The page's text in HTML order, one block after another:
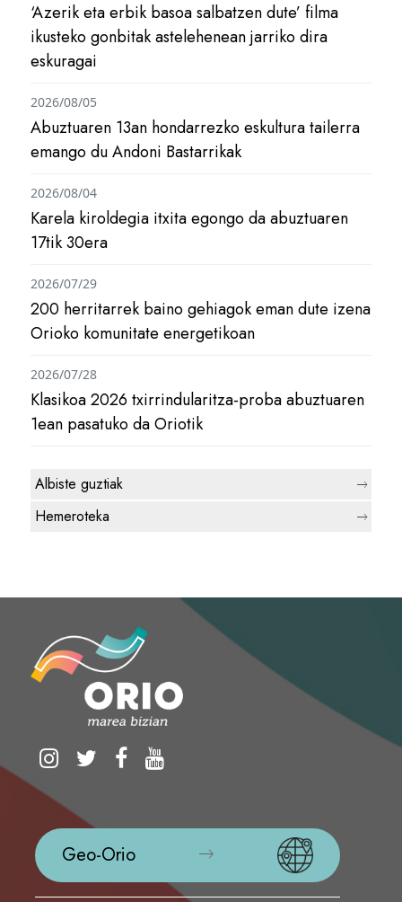
‘Azerik eta erbik basoa salbatzen dute’ filma
ikusteko gonbitak astelehenean jarriko dira
eskuragai
Abuztuaren 13an hondarrezko eskultura tailerra
emango du Andoni Bastarrikak
2026/08/05
Karela kiroldegia itxita egongo da abuztuaren
17tik 30era
2026/08/04
200 herritarrek baino gehiagok eman dute izena
Orioko komunitate energetikoan
2026/07/29
Klasikoa 2026 txirrindularitza-proba abuztuaren
1ean pasatuko da Oriotik
2026/07/28
Albiste guztiak
Hemeroteka
Geo-Orio